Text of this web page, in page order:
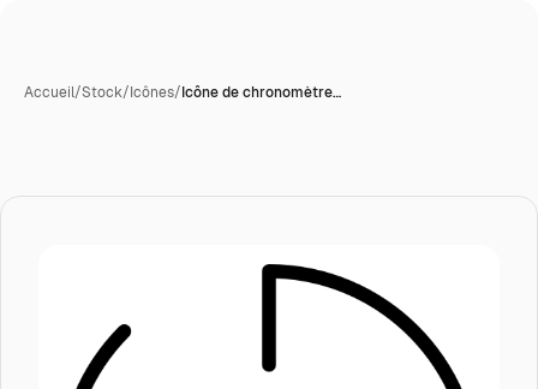
Accueil/Stock/Icônes/Icône de chronomètre…